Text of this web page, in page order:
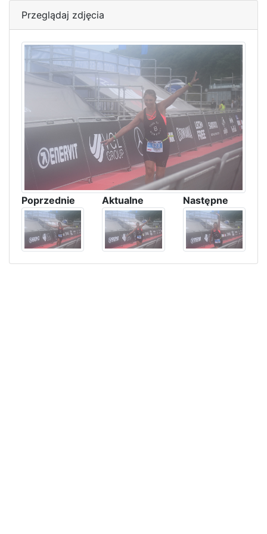
Przeglądaj zdjęcia
Poprzednie Aktualne Następne